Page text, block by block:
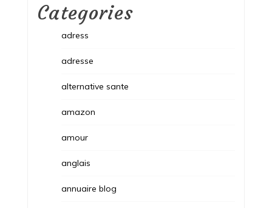
Categories
adress
adresse
alternative sante
amazon
amour
anglais
annuaire blog